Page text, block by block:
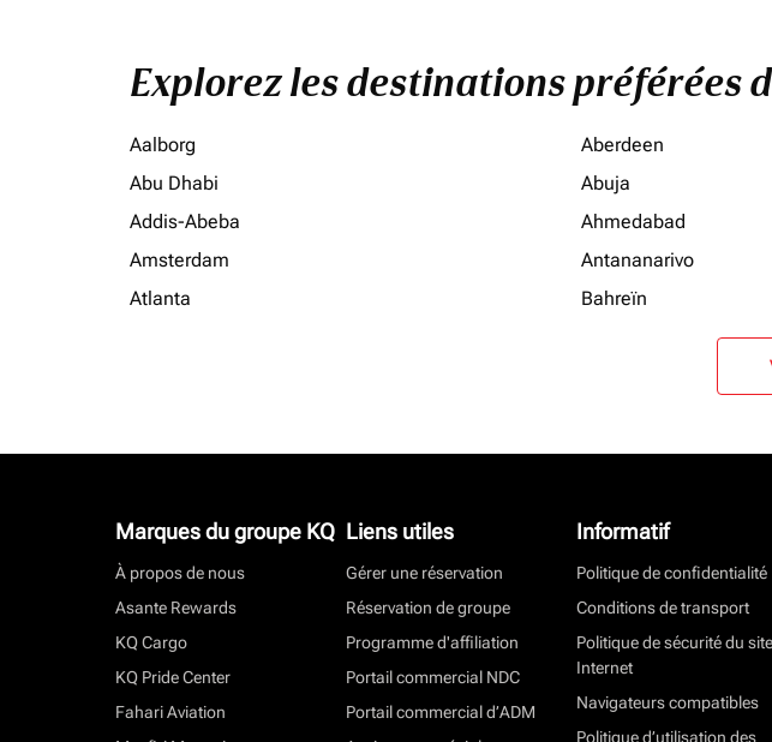
Explorez les destinations préférées
Aalborg Aberdeen
Abu Dhabi
Abuja
Addis-Abeba
Ahmedabad
Amsterdam
Antananarivo
Atlanta
Bahreïn
Marques du groupe KQ
À propos de nous
Asante Rewards
KQ Cargo
KQ Pride Center
Fahari Aviation
Liens utiles
Gérer une réservation
Réservation de groupe
Programme d'affiliation
Portail commercial NDC
Portail commercial d’ADM
Informatif
Politique de confidentialité
Conditions de transport
Politique de sécurité du site
Internet
Navigateurs compatibles
Politique d’utilisation des